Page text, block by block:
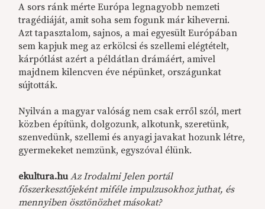
A sors ránk mérte Európa legnagyobb nemzeti
tragédiáját, amit soha sem fogunk már kiheverni.
Azt tapasztalom, sajnos, a mai egyesült Európában
sem kapjuk meg az erkölcsi és szellemi elégtételt,
kárpótlást azért a példátlan drámáért, amivel
majdnem kilencven éve népünket, országunkat
sújtották.
Nyilván a magyar valóság nem csak erről szól, mert
közben építünk, dolgozunk, alkotunk, szeretünk,
szenvedünk, szellemi és anyagi javakat hozunk létre,
gyermekeket nemzünk, egyszóval élünk.
ekultura.huAz Irodalmi Jelen portál
főszerkesztőjeként miféle impulzusokhoz juthat, és
mennyiben ösztönözhet másokat?